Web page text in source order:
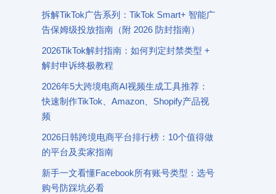
拆解TikTok广告系列：TikTok Smart+ 智能广
告保姆级投放指南（附 2026 防封指南）
2026TikTok解封指南：如何判定封禁类型 +
解封申诉终极教程
2026年5大跨境电商AI视频生成工具推荐：
快速制作TikTok、Amazon、Shopify产品视
频
2026日韩跨境电商平台排行榜：10个值得做
的平台及卖家指南
新手一文看懂Facebook所有账号类型：选号
购号防踩坑必看